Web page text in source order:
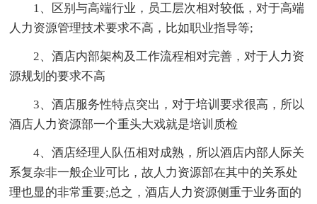
1、区别与高端行业，员工层次相对较低，对于高端
人力资源管理技术要求不高，比如职业指导等;
2、酒店内部架构及工作流程相对完善，对于人力资
源规划的要求不高
3、酒店服务性特点突出，对于培训要求很高，所以
酒店人力资源部一个重头大戏就是培训质检
4、酒店经理人队伍相对成熟，所以酒店内部人际关
系复杂非一般企业可比，故人力资源部在其中的关系处
理也显的非常重要;总之，酒店人力资源侧重于业务面的